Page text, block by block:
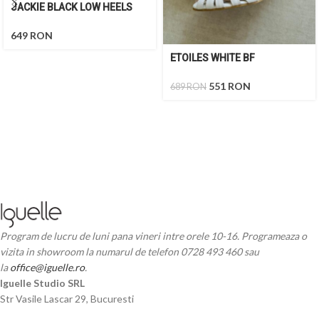
JACKIE BLACK LOW HEELS
649 RON
ETOILES WHITE BF
689RON 551 RON
Program de lucru de luni pana vineri intre orele 10-16. Programeaza o
vizita in showroom la numarul de telefon 0728 493 460 sau
laoffice@iguelle.ro.
Iguelle Studio SRL
Str Vasile Lascar 29, Bucuresti